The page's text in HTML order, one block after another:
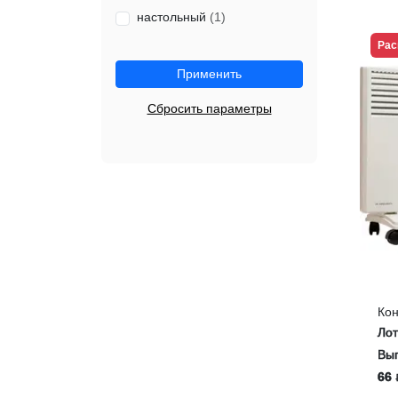
настольный (1)
Применить
Сбросить параметры
66